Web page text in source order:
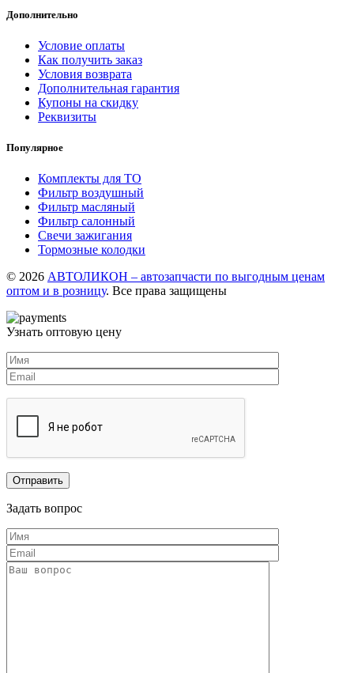
Дополнительно
Условие оплаты
Как получить заказ
Условия возврата
Дополнительная гарантия
Купоны на скидку
Реквизиты
Популярное
Комплекты для ТО
Фильтр воздушный
Фильтр масляный
Фильтр салонный
Свечи зажигания
Тормозные колодки
© 2026 АВТОЛИКОН – автозапчасти по выгодным ценам
оптом и в розницу. Все права защищены
Узнать оптовую цену
Задать вопрос